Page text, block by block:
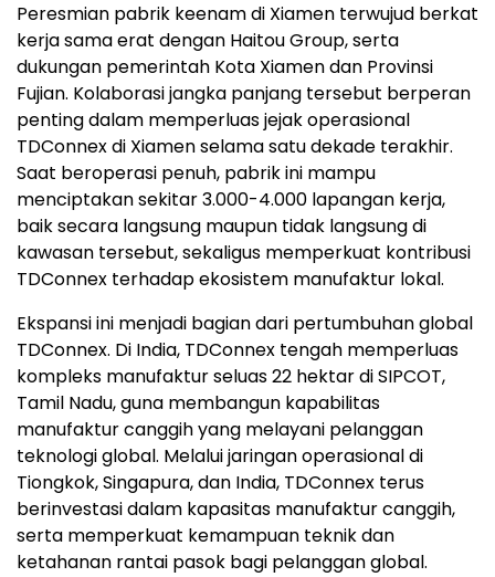
Peresmian pabrik keenam di Xiamen terwujud berkat
kerja sama erat dengan Haitou Group, serta
dukungan pemerintah Kota Xiamen dan Provinsi
Fujian. Kolaborasi jangka panjang tersebut berperan
penting dalam memperluas jejak operasional
TDConnex di Xiamen selama satu dekade terakhir.
Saat beroperasi penuh, pabrik ini mampu
menciptakan sekitar 3.000-4.000 lapangan kerja,
baik secara langsung maupun tidak langsung di
kawasan tersebut, sekaligus memperkuat kontribusi
TDConnex terhadap ekosistem manufaktur lokal.
Ekspansi ini menjadi bagian dari pertumbuhan global
TDConnex. Di India, TDConnex tengah memperluas
kompleks manufaktur seluas 22 hektar di SIPCOT,
Tamil Nadu, guna membangun kapabilitas
manufaktur canggih yang melayani pelanggan
teknologi global. Melalui jaringan operasional di
Tiongkok, Singapura, dan India, TDConnex terus
berinvestasi dalam kapasitas manufaktur canggih,
serta memperkuat kemampuan teknik dan
ketahanan rantai pasok bagi pelanggan global.